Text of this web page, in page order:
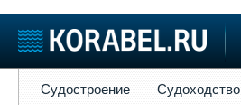
Судостроение Судоходство